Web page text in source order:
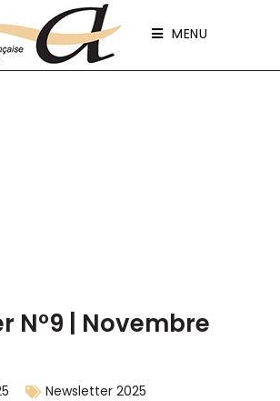
des cookies
MENU
N°9 | Novembre
Newsletter 2025